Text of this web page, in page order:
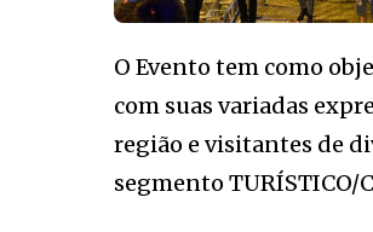
O Evento tem como
com suas variadas
região e visitantes de
segmento TURÍSTICO/